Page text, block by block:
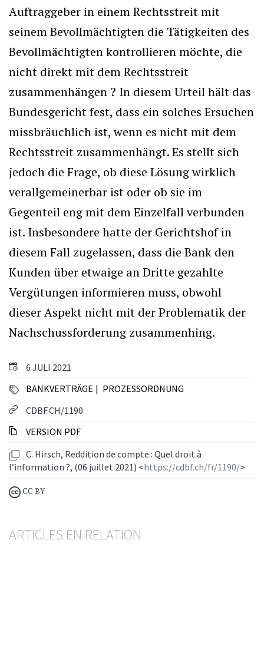
6 JULI 2021
BANKVERTRÄGE
PROZESSORDNUNG
CDBF.CH/1190
VERSION PDF
C. Hirsch, Reddition de compte : Quel droit à
l’information ?, (06 juillet 2021) <https://cdbf.ch/fr/1190/>
CC BY
ARTICLES EN RELATION
Auftraggeber in einem Rechtsstreit mit
seinem Bevollmächtigten die Tätigkeiten des
Bevollmächtigten kontrollieren möchte, die
nicht direkt mit dem Rechtsstreit
zusammenhängen ? In diesem Urteil hält das
Bundesgericht fest, dass ein solches Ersuchen
missbräuchlich ist, wenn es nicht mit dem
Rechtsstreit zusammenhängt. Es stellt sich
jedoch die Frage, ob diese Lösung wirklich
verallgemeinerbar ist oder ob sie im
Gegenteil eng mit dem Einzelfall verbunden
ist. Insbesondere hatte der Gerichtshof in
diesem Fall zugelassen, dass die Bank den
Kunden über etwaige an Dritte gezahlte
Vergütungen informieren muss, obwohl
dieser Aspekt nicht mit der Problematik der
Nachschussforderung zusammenhing.